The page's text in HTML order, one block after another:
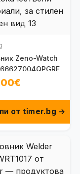
Zeno-Watch
от timer.bg →